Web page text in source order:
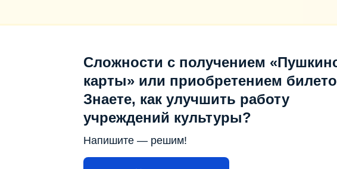
Сложности с получением
карты» или приобретением
Знаете, как улучшить работу
учреждений культуры?
Напишите — решим!